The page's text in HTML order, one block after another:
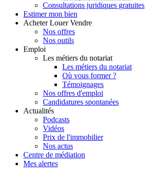
Consultations juridiques gratuites
Estimer mon bien
Acheter Louer Vendre
Nos offres
Nos outils
Emploi
Les métiers du notariat
Les métiers du notariat
Où vous former ?
Témoignages
Nos offres d'emploi
Candidatures spontanées
Actualités
Podcasts
Vidéos
Prix de l'immobilier
Nos actus
Centre de médiation
Mes alertes